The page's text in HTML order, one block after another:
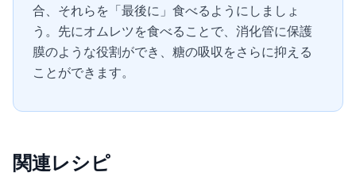
合、それらを「最後に」食べるようにしましょ
う。先にオムレツを食べることで、消化管に保護
膜のような役割ができ、糖の吸収をさらに抑える
ことができます。
関連レシピ